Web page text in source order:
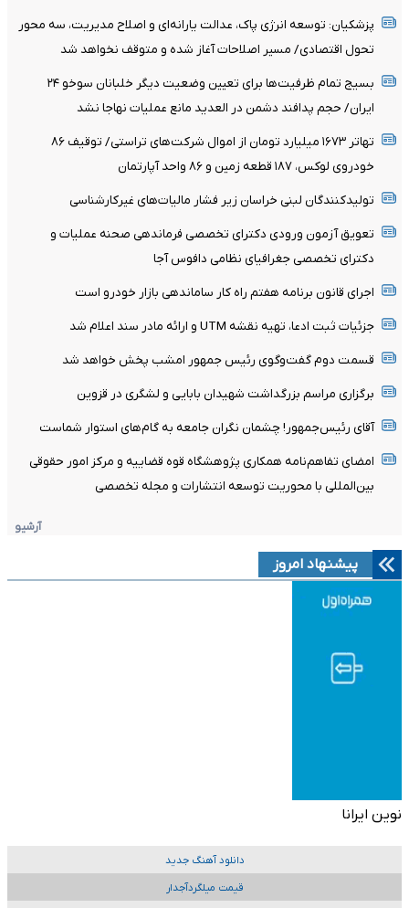
پزشکیان: توسعه انرژی پاک، عدالت یارانه‌ای و اصلاح مدیریت، سه محور
تحول اقتصادی/ مسیر اصلاحات آغاز شده و متوقف نخواهد شد
بسیج تمام ظرفیت‌ها برای تعیین وضعیت دیگر خلبانان سوخو ۲۴
ایران/ حجم پدافند دشمن در العدید مانع عملیات نهاجا نشد
تهاتر ۱۶۷۳ میلیارد تومان از اموال شرکت‌های تراستی/ توقیف ۸۶
خودروی لوکس، ۱۸۷ قطعه زمین و ۸۶ واحد آپارتمان
تولیدکنندگان لبنی خراسان زیر فشار مالیات‌های غیرکارشناسی
تعویق آزمون ورودی دکترای تخصصی فرماندهی صحنه عملیات و
دکترای تخصصی جغرافیای نظامی دافوس آجا
اجرای قانون برنامه هفتم راه کار ساماندهی بازار خودرو است
جزئیات ثبت ادعا، تهیه نقشه UTM و ارائه مادر سند اعلام شد
قسمت دوم گفت‌وگوی رئیس جمهور امشب پخش خواهد شد
برگزاری مراسم بزرگداشت شهیدان بابایی و لشگری در قزوین
آقای رئیس‌جمهور! چشمان نگران جامعه به گام‌های استوار شماست
امضای تفاهم‌نامه همکاری پژوهشگاه قوه قضاییه و مرکز امور حقوقی
بین‌المللی با محوریت توسعه انتشارات و مجله تخصصی
آرشیو
پیشنهاد امروز
نوین ایرانا
دانلود آهنگ جدید
قیمت میلگردآجدار